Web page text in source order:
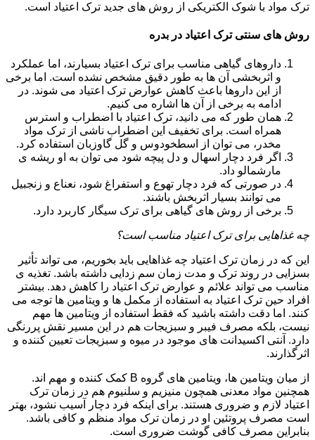
ترک مواد با شوک الکتریکی از روش های جدید ترک اعتیاد است.
روش های سنتی ترک اعتیاد در بدره
داروهای گیاهی مناسب برای ترک اعتیاد بسیارند، اما عملکرد
و اثربخشی آن ها به طور دقیق مشخص نشده است. اما برخی
از این داروها باعث کاهش عوارض ترک اعتیاد می شوند. در
ادامه به برخی از آن ها اشاره می کنیم.
همان طور که می دانید، ترک اعتیاد با اضطراب و استرس
همراه است. برای تخفیف این اضطراب ناشی از ترک مواد
مخدر، می توان از اسطخودوس و گل گاوزبان استفاده کرد.
اگر فرد دچار اسهال و دل پیچه شود می توان به او ریشه ی
مارشمالو داد.
در صورتی که فرد دچار تهوع و استفراغ شود، نعناع و زنجبیل
می توانند بسیار اثربخش باشند.
برخی از روش های گیاهی برای ترک سیگار کاربرد دارد.
چه غذاهایی برای ترک اعتیاد مناسب است؟
این که در زمان ترک اعتیاد چه غذاهایی باید بخوریم، می تواند تأثیر
بسزایی در روند ترک و مدت زمان سم زدایی داشته باشد. تغذیه ی
مناسب می تواند علائم و عوارض ترک اعتیاد را کاهش دهد. بیشتر
افراد حین ترک اعتیاد به استفاده از مکمل ها و ویتامین ها توجه می
کنند. اما دقت داشته باشید که فقط استفاده از ویتامین ها مهم
نیست، بلکه مصرف فیبر و سبزیجات هم در این مسیر نقش پررنگی
دارد. آنتی اکسیدانت های موجود در میوه و سبزیجات تعیین کننده و
اثرگذارند.
از میان ویتامین ها، ویتامین های گروه B کمک کننده و مهم اند.
همچنین مواد معدنی همچون منیزیم و سلنیوم هم در زمان ترک
اعتیاد لازم و ضروری هستند. برای اینکه فرد دچار آسیب نشود، بهتر
است مصرف پروتئین او در زمان ترک مواد منظم و کافی باشد.
بنابراین مصرف کافی گوشت ضروری است.